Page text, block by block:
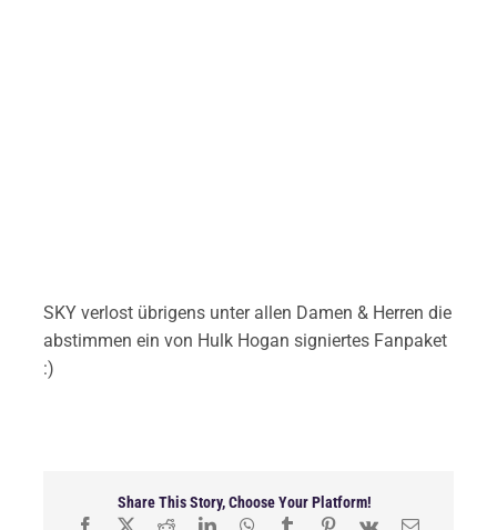
SKY verlost übrigens unter allen Damen & Herren die
abstimmen ein von Hulk Hogan signiertes Fanpaket
:)
Share This Story, Choose Your Platform!